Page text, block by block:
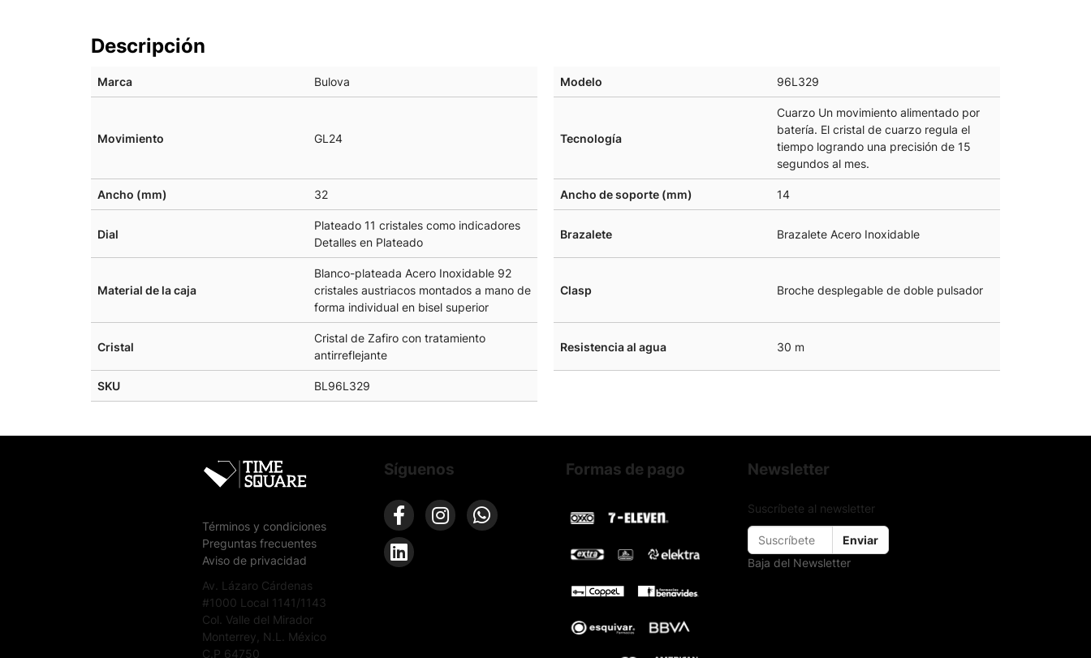
Descripción
Marca Bulova Modelo 96L329
Movimiento GL24 Tecnología
Cuarzo Un movimiento alimentado por
batería. El cristal de cuarzo regula el
tiempo logrando una precisión de 15
segundos al mes.
Ancho (mm) 32 Ancho de soporte (mm) 14
Dial
Plateado 11 cristales como indicadores
Detalles en Plateado
Brazalete Brazalete Acero Inoxidable
Material de la caja
Blanco-plateada Acero Inoxidable 92
cristales austriacos montados a mano de
forma individual en bisel superior
Clasp Broche desplegable de doble pulsador
Cristal
Cristal de Zafiro con tratamiento
antirreflejante
Resistencia al agua 30 m
SKU BL96L329
Términos y condiciones
Preguntas frecuentes
Aviso de privacidad
Av. Lázaro Cárdenas
#1000 Local 1141/1143
Col. Valle del Mirador
Monterrey, N.L. México
C.P 64750
Síguenos Formas de pago Newsletter
Suscríbete al newsletter
Enviar
Baja del Newsletter